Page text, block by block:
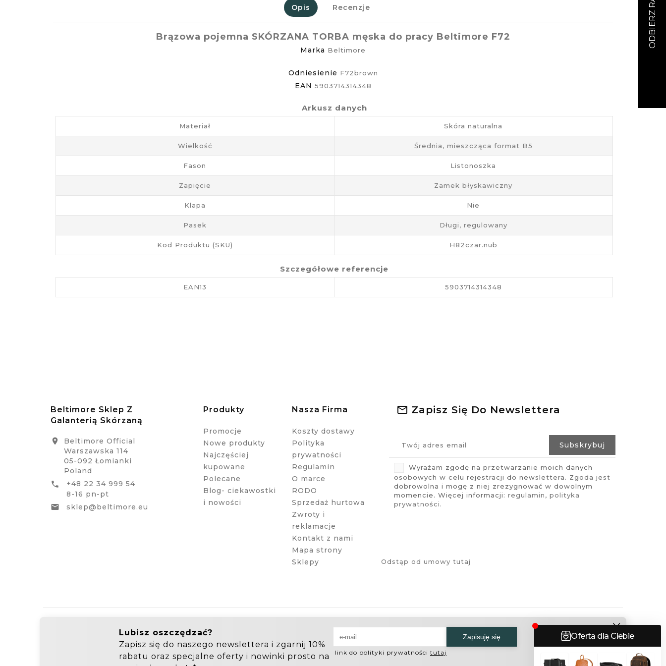
Opis Recenzje
Brązowa pojemna SKÓRZANA TORBA męska do pracy Beltimore F72
Marka Beltimore
Odniesienie F72brown
EAN 5903714314348
Arkusz danych
Materiał Skóra naturalna
Wielkość Średnia, mieszcząca format B5
Fason Listonoszka
Zapięcie Zamek błyskawiczny
Klapa Nie
Pasek Długi, regulowany
Kod Produktu (SKU) H82czar.nub
Szczegółowe referencje
EAN13 5903714314348
Zapisz Się Do Newslettera
Wyrażam zgodę na przetwarzanie moich danych
osobowych w celu rejestracji do newslettera. Zgoda jest
dobrowolna i mogę z niej zrezygnować w dowolnym
momencie. Więcej informacji: regulamin, polityka
prywatności.
Beltimore Sklep Z
Galanterią Skórzaną

Beltimore Official
Warszawska 114
05-092 Łomianki
Poland

+48 22 34 999 54
8-16 pn-pt

sklep@beltimore.eu
Produkty
Promocje
Nowe produkty
Najczęściej
kupowane
Polecane
Blog- ciekawostki
i nowości
Nasza Firma
Koszty dostawy
Polityka
prywatności
Regulamin
O marce
RODO
Sprzedaż hurtowa
Zwroty i
reklamacje
Kontakt z nami
Mapa strony
Sklepy
Odstąp od umowy tutaj